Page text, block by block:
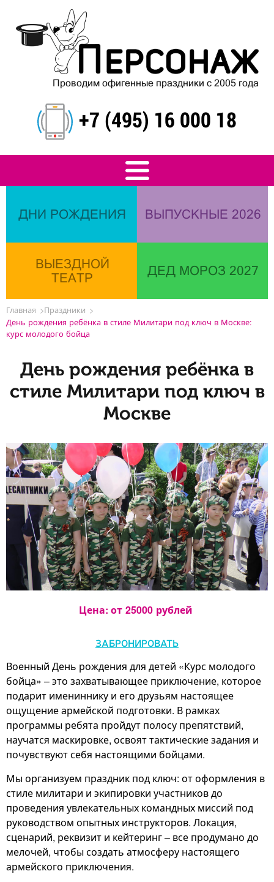
Проводим офигенные праздники с 2005 года
+7 (495) 16 000 18
ДНИ РОЖДЕНИЯ ВЫПУСКНЫЕ 2026
ВЫЕЗДНОЙ
ТЕАТР
ДЕД МОРОЗ 2027
Главная
Праздники
День рождения ребёнка в стиле Милитари под ключ в Москве:
курс молодого бойца
День рождения ребёнка в
стиле Милитари под ключ в
Москве
Цена: от 25000 рублей
ЗАБРОНИРОВАТЬ
Военный День рождения для детей «Курс молодого
бойца» – это захватывающее приключение, которое
подарит имениннику и его друзьям настоящее
ощущение армейской подготовки. В рамках
программы ребята пройдут полосу препятствий,
научатся маскировке, освоят тактические задания и
почувствуют себя настоящими бойцами.
Мы организуем праздник под ключ: от оформления в
стиле милитари и экипировки участников до
проведения увлекательных командных миссий под
руководством опытных инструкторов. Локация,
сценарий, реквизит и кейтеринг – все продумано до
мелочей, чтобы создать атмосферу настоящего
армейского приключения.